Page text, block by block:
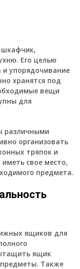
Его целью
и упорядочивание
хранятся под
вещи
для
различными
организовать
тряпок и
свое место,
предмета.
ящиков для
ящик
Также